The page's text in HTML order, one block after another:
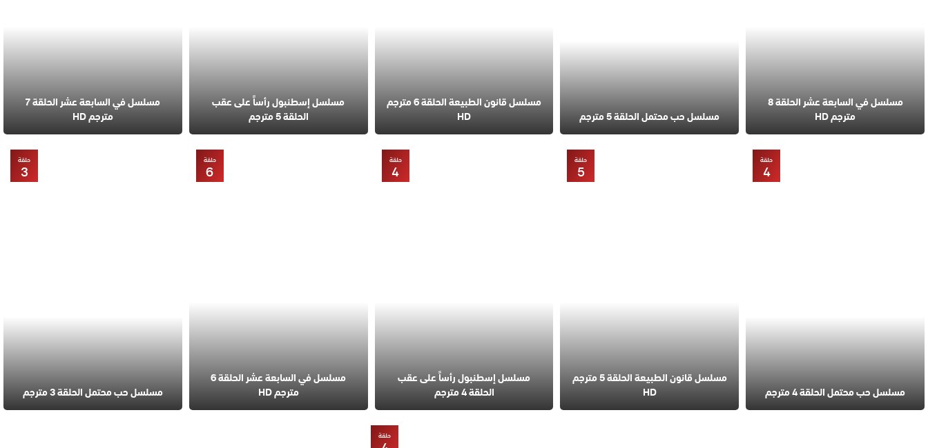
مسلسل في السابعة عشر الحلقة 8
مترجم HD
مسلسل حب محتمل الحلقة 5 مترجم
مسلسل قانون الطبيعة الحلقة 6 مترجم
HD
مسلسل إسطنبول رأساً على عقب
الحلقة 5 مترجم
مسلسل في السابعة عشر الحلقة 7
مترجم HD
مسلسل حب محتمل الحلقة 4 مترجم
حلقة
4
مسلسل قانون الطبيعة الحلقة 5 مترجم
HD
حلقة
5
مسلسل إسطنبول رأساً على عقب
الحلقة 4 مترجم
حلقة
4
مسلسل في السابعة عشر الحلقة 6
مترجم HD
حلقة
6
مسلسل حب محتمل الحلقة 3 مترجم
حلقة
3
حلقة